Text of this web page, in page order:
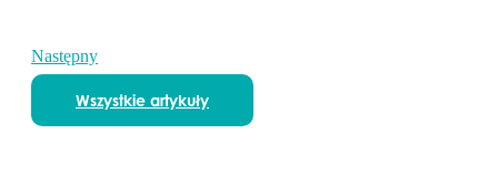
Następny
Wszystkie artykuły